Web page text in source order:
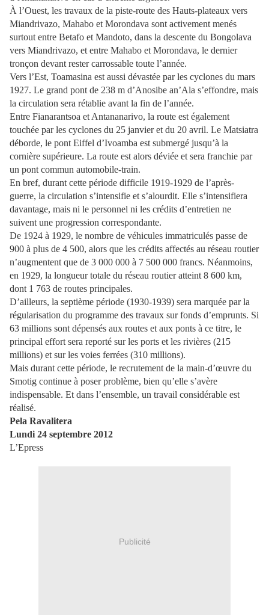
À l’Ouest, les travaux de la piste-route des Hauts-plateaux vers
Miandrivazo, Mahabo et Morondava sont activement menés
surtout entre Betafo et Mandoto, dans la descente du Bongolava
vers Miandrivazo, et entre Mahabo et Morondava, le dernier
tronçon devant rester carrossable toute l’année.
Vers l’Est, Toamasina est aussi dévastée par les cyclones du mars
1927. Le grand pont de 238 m d’Anosibe an’Ala s’effondre, mais
la circulation sera rétablie avant la fin de l’année.
Entre Fianarantsoa et Antananarivo, la route est également
touchée par les cyclones du 25 janvier et du 20 avril. Le Matsiatra
déborde, le pont Eiffel d’Ivoamba est submergé jusqu’à la
cornière supérieure. La route est alors déviée et sera franchie par
un pont commun automobile-train.
En bref, durant cette période difficile 1919-1929 de l’après-
guerre, la circulation s’intensifie et s’alourdit. Elle s’intensifiera
davantage, mais ni le personnel ni les crédits d’entretien ne
suivent une progression correspondante.
De 1924 à 1929, le nombre de véhicules immatriculés passe de
900 à plus de 4 500, alors que les crédits affectés au réseau routier
n’augmentent que de 3 000 000 à 7 500 000 francs. Néanmoins,
en 1929, la longueur totale du réseau routier atteint 8 600 km,
dont 1 763 de routes principales.
D’ailleurs, la septième période (1930-1939) sera marquée par la
régularisation du programme des travaux sur fonds d’emprunts. Si
63 millions sont dépensés aux routes et aux ponts à ce titre, le
principal effort sera reporté sur les ports et les rivières (215
millions) et sur les voies ferrées (310 millions).
Mais durant cette période, le recrutement de la main-d’œuvre du
Smotig continue à poser problème, bien qu’elle s’avère
indispensable. Et dans l’ensemble, un travail considérable est
réalisé.
Pela Ravalitera
Lundi 24 septembre 2012
L’Epress
Publicité